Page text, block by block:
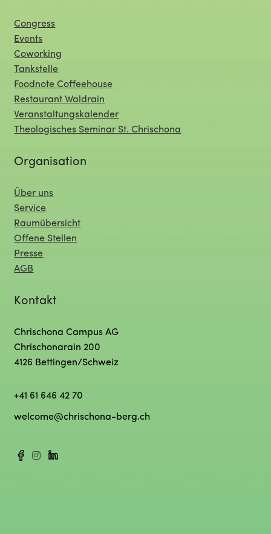
Congress
Events
Coworking
Tankstelle
Foodnote Coffeehouse
Restaurant Waldrain
Veranstaltungskalender
Theologisches Seminar St. Chrischona
Organisation
Über uns
Service
Raumübersicht
Offene Stellen
Presse
AGB
Kontakt
Chrischona Campus AG
Chrischonarain 200
4126 Bettingen/Schweiz
+41 61 646 42 70
welcome@chrischona-berg.ch